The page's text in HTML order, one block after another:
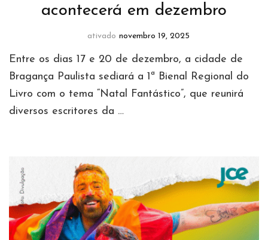
acontecerá em dezembro
ativado novembro 19, 2025
Entre os dias 17 e 20 de dezembro, a cidade de
Bragança Paulista sediará a 1ª Bienal Regional do
Livro com o tema “Natal Fantástico”, que reunirá
diversos escritores da …